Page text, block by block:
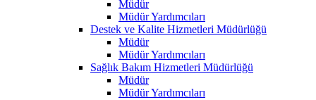
Müdür
Müdür Yardımcıları
Destek ve Kalite Hizmetleri Müdürlüğü
Müdür
Müdür Yardımcıları
Sağlık Bakım Hizmetleri Müdürlüğü
Müdür
Müdür Yardımcıları